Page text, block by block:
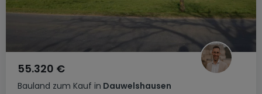
Bauland zum Kauf in Dauwelshausen
55.320 €